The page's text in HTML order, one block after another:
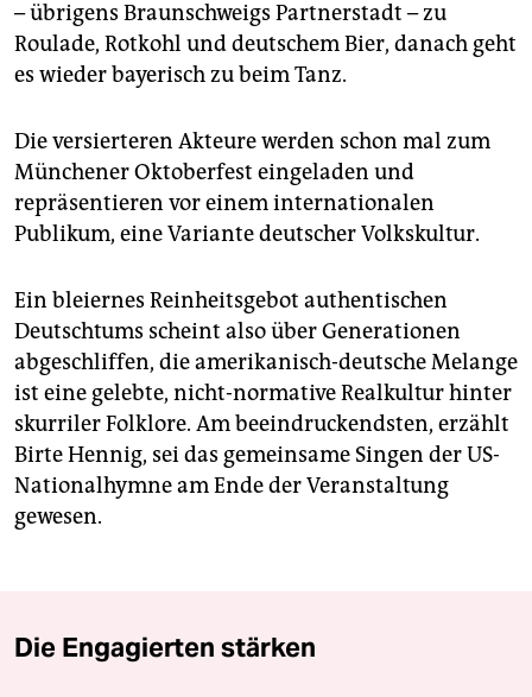
– übrigens Braunschweigs Partnerstadt – zu
Roulade, Rotkohl und deutschem Bier, danach geht
es wieder bayerisch zu beim Tanz.
Die versierteren Akteure werden schon mal zum
Münchener Oktoberfest eingeladen und
repräsentieren vor einem internationalen
Publikum, eine Variante deutscher Volkskultur.
Ein bleiernes Reinheitsgebot authentischen
Deutschtums scheint also über Generationen
abgeschliffen, die amerikanisch-deutsche Melange
ist eine gelebte, nicht-normative Realkultur hinter
skurriler Folklore. Am beeindruckendsten, erzählt
Birte Hennig, sei das gemeinsame Singen der US-
Nationalhymne am Ende der Veranstaltung
gewesen.
Die Engagierten stärken